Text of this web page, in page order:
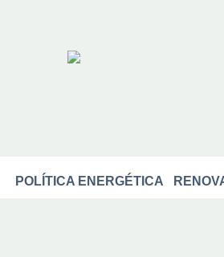
POLÍTICA ENERGÉTICA